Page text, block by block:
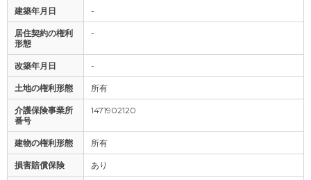
建築年月日 -
居住契約の権利
形態
-
改築年月日 -
土地の権利形態 所有
介護保険事業所
番号
1471902120
建物の権利形態 所有
損害賠償保険 あり